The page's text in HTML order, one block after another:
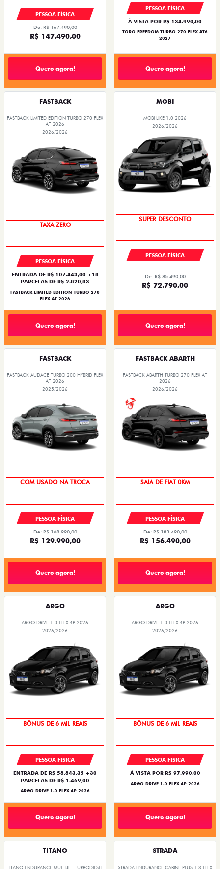
PESSOA FÍSICA
De: R$ 167.490,00
R$ 147.490,00
Quero agora!
PESSOA FÍSICA
À VISTA POR R$ 134.990,00
TORO FREEDOM TURBO 270 FLEX AT6
2027
Quero agora!
FASTBACK
FASTBACK LIMITED EDITION TURBO 270 FLEX
AT 2026
2026/2026
PESSOA FÍSICA
ENTRADA DE R$ 107.443,00 +18
PARCELAS DE R$ 2.820,83
FASTBACK LIMITED EDITION TURBO 270
FLEX AT 2026
Quero agora!
MOBI
MOBI LIKE 1.0 2026
2026/2026
PESSOA FÍSICA
De: R$ 85.490,00
R$ 72.790,00
Quero agora!
FASTBACK
FASTBACK AUDACE TURBO 200 HYBRID FLEX
AT 2026
2025/2026
COM USADO NA TROCA
PESSOA FÍSICA
De: R$ 168.990,00
R$ 129.990,00
Quero agora!
FASTBACK ABARTH
FASTBACK ABARTH TURBO 270 FLEX AT
2026
2026/2026
PESSOA FÍSICA
De: R$ 183.490,00
R$ 156.490,00
Quero agora!
ARGO
ARGO DRIVE 1.0 FLEX 4P 2026
2026/2026
PESSOA FÍSICA
ENTRADA DE R$ 58.843,35 +30
PARCELAS DE R$ 1.469,00
ARGO DRIVE 1.0 FLEX 4P 2026
Quero agora!
ARGO
ARGO DRIVE 1.0 FLEX 4P 2026
2026/2026
PESSOA FÍSICA
À VISTA POR R$ 97.990,00
ARGO DRIVE 1.0 FLEX 4P 2026
Quero agora!
TITANO
TITANO ENDURANCE MULTIJET TURBODIESEL
STRADA
STRADA ENDURANCE CABINE PLUS 1.3 FLEX